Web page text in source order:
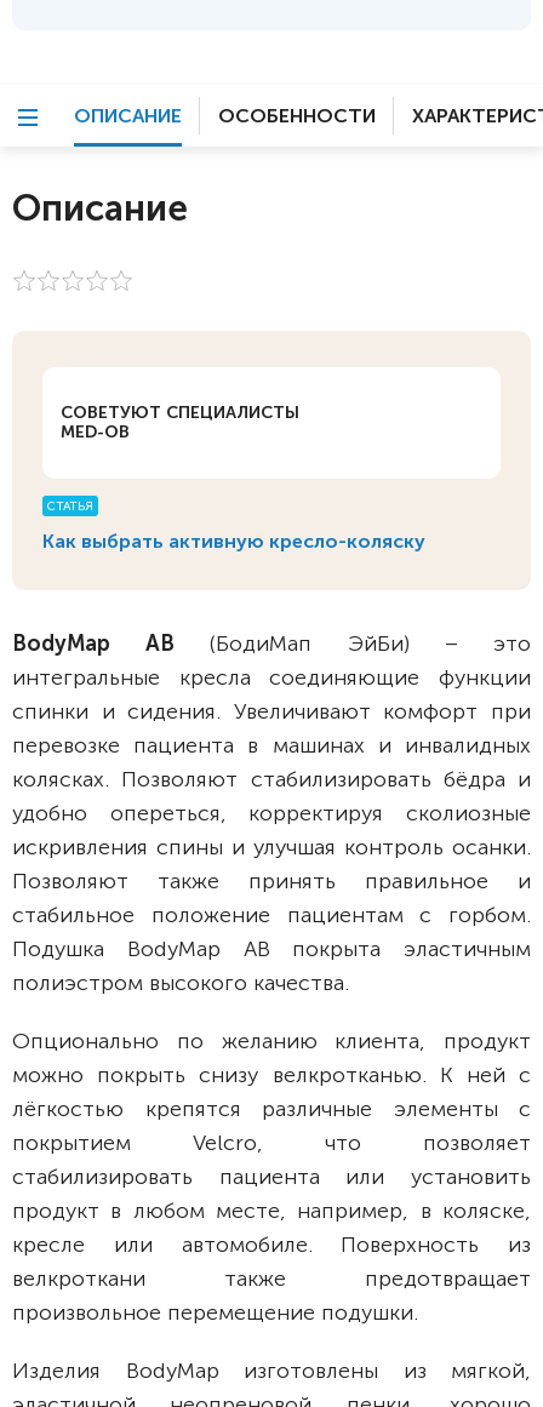
ОПИСАНИЕ ОСОБЕННОСТИ
Описание
СОВЕТУЮТ СПЕЦИАЛИСТЫ
MED-OB
СТАТЬЯ
Как выбрать активную кресло-коляску
BodyMap АB (БодиМап ЭйБи) – это
интегральные кресла соединяющие функции
спинки и сидения. Увеличивают комфорт при
перевозке пациента в машинах и инвалидных
колясках. Позволяют стабилизировать бёдра и
удобно опереться, корректируя сколиозные
искривления спины и улучшая контроль осанки.
Позволяют также принять правильное и
стабильное положение пациентам с горбом.
Подушка BodyMap АB покрыта эластичным
полиэcтром высокого качества.
Опционально по желанию клиента, продукт
можно покрыть снизу велкротканью. К ней с
лёгкостью крепятся различные элементы с
покрытием Velcro, что позволяет
стабилизировать пациента или установить
продукт в любом месте, например, в коляске,
кресле или автомобиле. Поверхность из
велкроткани также предотвращает
произвольное перемещение подушки.
Изделия BodyMap изготовлены из мягкой,